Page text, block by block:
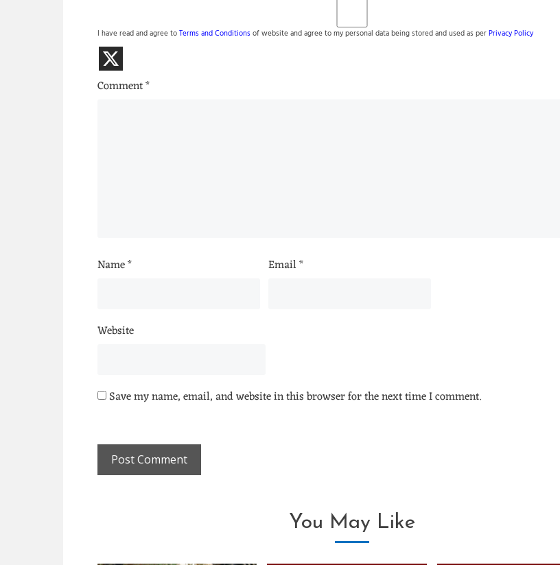
I have read and agree toTerms and Conditionsof website and agree to my personal data being stored and used as perPrivacy Policy
Comment*
Name* Email*
Website
Save my name, email, and website in this browser for the next time I comment.
You May Like